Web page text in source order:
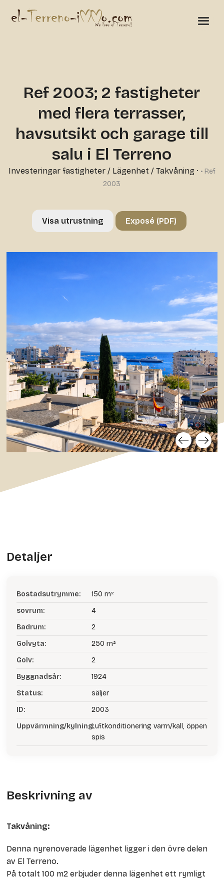
Ref 2003; 2 fastigheter
med flera terrasser,
havsutsikt och garage till
salu i El Terreno
Investeringar fastigheter/ Lägenhet / Takvåning· • Ref
2003
Visa utrustning Exposé (PDF)
Detaljer
Bostadsutrymme:
150 m²
sovrum:
4
Badrum:
2
Golvyta:
250 m²
Golv:
2
Byggnadsår:
1924
Status:
säljer
ID:
2003
Uppvärmning/kylning:Luftkonditionering varm/kall, öppen
spis
Beskrivning av
Takvåning:
Denna nyrenoverade lägenhet ligger i den övre delen
av El Terreno.
På totalt 100 m2 erbjuder denna lägenhet ett rymligt